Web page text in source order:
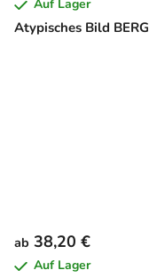
Atypisches Bild BERG
Auf Lager
ab 38,20 €
Auf Lager